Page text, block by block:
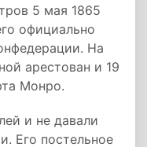
5 мая 1865
официально
На
арестован и 19
Монро.
и не давали
Его постельное